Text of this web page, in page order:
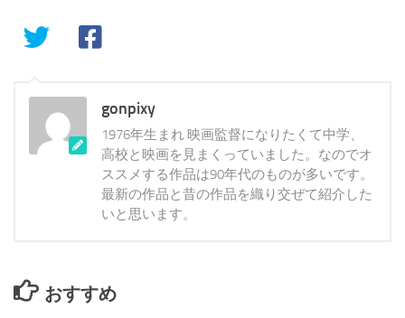
gonpixy
1976年生まれ 映画監督になりたくて中学、
高校と映画を見まくっていました。なのでオ
ススメする作品は90年代のものが多いです。
最新の作品と昔の作品を織り交ぜて紹介した
いと思います。
おすすめ